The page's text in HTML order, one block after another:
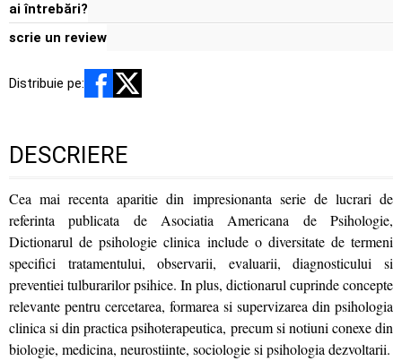
ai întrebări?
scrie un review
Distribuie pe:
DESCRIERE
Cea mai recenta aparitie din impresionanta serie de lucrari de
referinta publicata de Asociatia Americana de Psihologie,
Dictionarul de psihologie clinica include o diversitate de termeni
specifici tratamentului, observarii, evaluarii, diagnosticului si
preventiei tulburarilor psihice. In plus, dictionarul cuprinde concepte
relevante pentru cercetarea, formarea si supervizarea din psihologia
clinica si din practica psihoterapeutica, precum si notiuni conexe din
biologie, medicina, neurostiinte, sociologie si psihologia dezvoltarii.